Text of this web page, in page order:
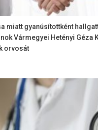
miatt gyanúsítottként
Vármegyei Hetényi Géza
orvosát